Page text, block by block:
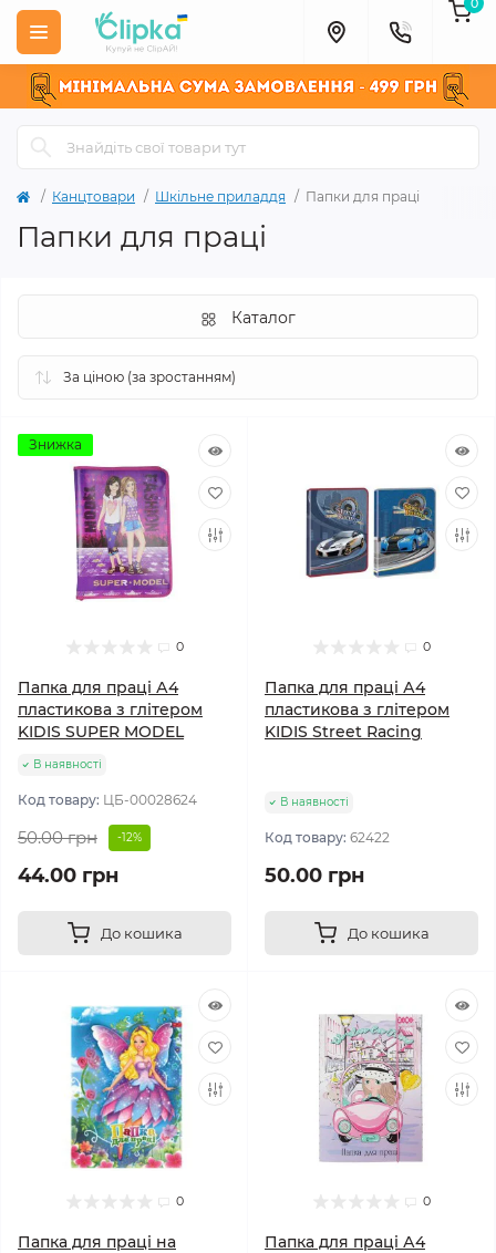
Канцтовари Шкільне приладдя Папки для праці
Папки для праці
Каталог
Знижка
0
Папка для праці А4
пластикова з глітером
KIDIS SUPER MODEL
В наявності
Код товару: ЦБ-00028624
50.00 грн -12%
44.00 грн
До кошика
0
Папка для праці А4
пластикова з глітером
KIDIS Street Racing
В наявності
Код товару: 62422
50.00 грн
До кошика
0
Папка для праці на
0
Папка для праці А4